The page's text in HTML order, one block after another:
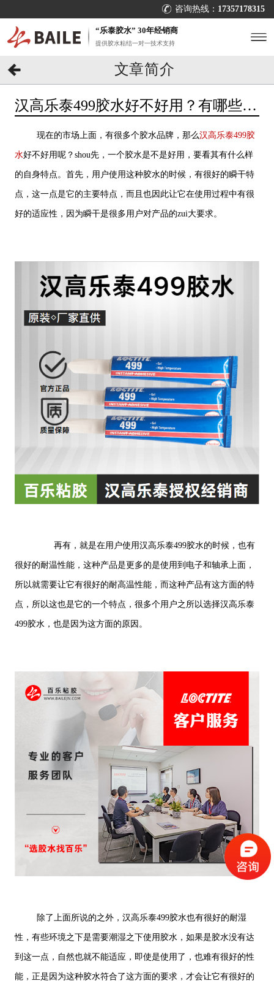
咨询热线： 17357178315
“乐泰胶水” 30年经销商
提供胶水粘结一对一技术支持
文章简介
汉高乐泰499胶水好不好用？有哪些产
现在的市场上面，有很多个胶水品牌，那么汉高乐泰499胶
水好不好用呢？shou先，一个胶水是不是好用，要看其有什么样
的自身特点。首先，用户使用这种胶水的时候，有很好的瞬干特
点，这一点是它的主要特点，而且也因此让它在使用过程中有很
好的适应性，因为瞬干是很多用户对产品的zui大要求。
再有，就是在用户使用汉高乐泰499胶水的时候，也有
很好的耐温性能，这种产品是更多的是使用到电子和轴承上面，
所以就需要让它有很好的耐高温性能，而这种产品有这方面的特
点，所以这也是它的一个特点，很多个用户之所以选择汉高乐泰
499胶水，也是因为这方面的原因。
除了上面所说的之外，汉高乐泰499胶水也有很好的耐湿
性，有些环境之下是需要潮湿之下使用胶水，如果是胶水没有达
到这一点，自然也就不能适应，即使是使用了，也难有很好的性
能，正是因为这种胶水符合了这方面的要求，才会让它有很好的